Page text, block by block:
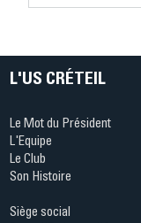
L'US CRÉTEIL
Le Mot du Président
L'Equipe
Le Club
Son Histoire
Siège social